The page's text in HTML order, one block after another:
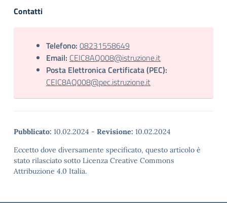
Contatti
Telefono: 08231558649
Email: CEIC8AQ008@istruzione.it
Posta Elettronica Certificata (PEC):
CEIC8AQ008@pec.istruzione.it
Pubblicato: 10.02.2024 - Revisione: 10.02.2024
Eccetto dove diversamente specificato, questo articolo è
stato rilasciato sotto Licenza Creative Commons
Attribuzione 4.0 Italia.